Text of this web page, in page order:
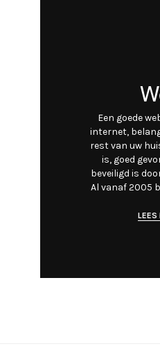
Een goede
internet,
rest van uw
is, goed
beveiligd is
Al vanaf 2005
LEES